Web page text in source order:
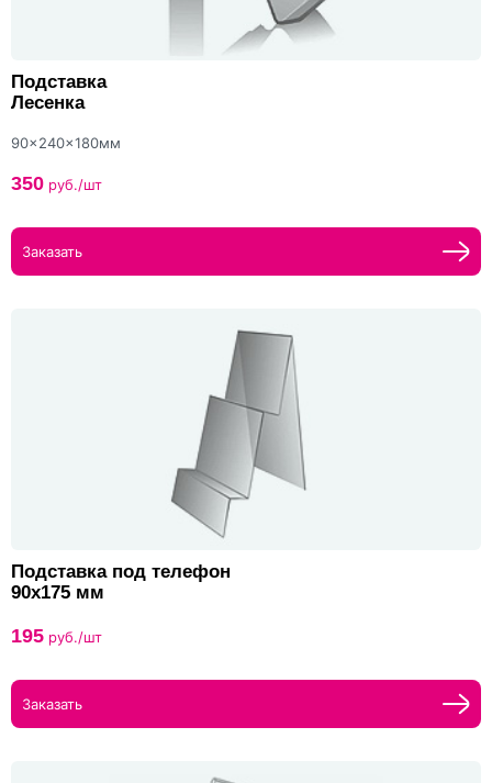
Подставка
Лесенка
90x240x180мм
350 руб./шт
Заказать
Подставка под телефон
90х175 мм
195 руб./шт
Заказать